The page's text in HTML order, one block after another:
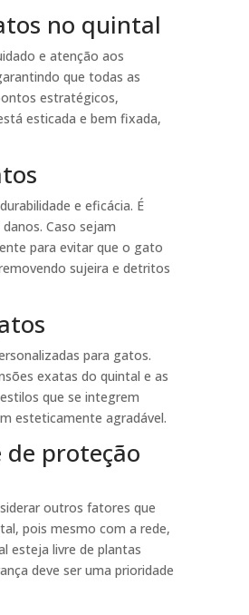
no quintal
e atenção aos
que todas as
estratégicos,
esticada e bem fixada,
e eficácia. É
Caso sejam
para evitar que o gato
sujeira e detritos
para gatos.
exatas do quintal e as
que se integrem
esteticamente agradável.
de proteção
outros fatores que
pois mesmo com a rede,
esteja livre de plantas
deve ser uma prioridade